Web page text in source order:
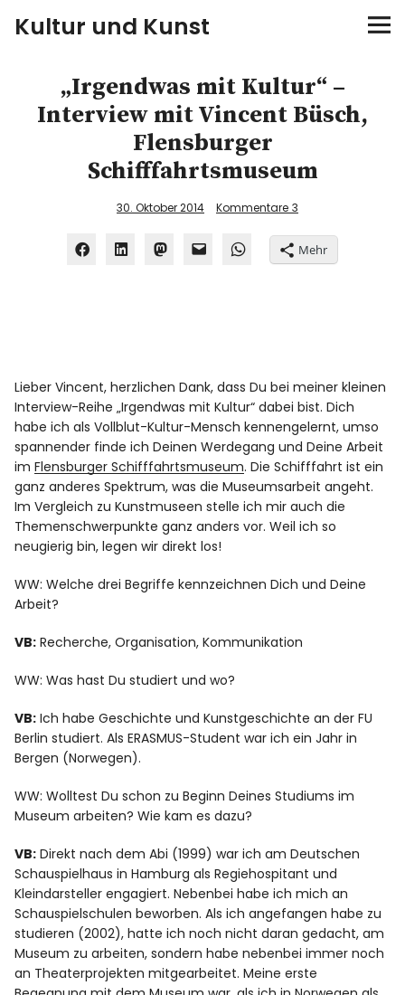
Kultur und Kunst
Ausstellungen
„Irgendwas mit Kultur“ –
Interview mit Vincent Büsch,
Flensburger
Schifffahrtsmuseum
30. Oktober 2014 Kommentare 3
Mehr
Lieber Vincent, herzlichen Dank, dass Du bei meiner kleinen
Interview-Reihe „Irgendwas mit Kultur“ dabei bist. Dich
habe ich als Vollblut-Kultur-Mensch kennengelernt, umso
spannender finde ich Deinen Werdegang und Deine Arbeit
imFlensburger Schifffahrtsmuseum. Die Schifffahrt ist ein
ganz anderes Spektrum, was die Museumsarbeit angeht.
Im Vergleich zu Kunstmuseen stelle ich mir auch die
Themenschwerpunkte ganz anders vor. Weil ich so
neugierig bin, legen wir direkt los!
WW: Welche drei Begriffe kennzeichnen Dich und Deine
Arbeit?
VB: Recherche, Organisation, Kommunikation
WW: Was hast Du studiert und wo?
VB: Ich habe Geschichte und Kunstgeschichte an derFU
Berlin studiert. Als ERASMUS-Student war ich ein Jahr in
Bergen (Norwegen).
WW: Wolltest Du schon zu Beginn Deines Studiums im
Museum arbeiten? Wie kam es dazu?
VB: Direkt nach dem Abi (1999) war ich amDeutschen
Schauspielhaus in Hamburg als Regiehospitant und
Kleindarsteller engagiert. Nebenbei habe ich mich an
Schauspielschulen beworben. Als ich angefangen habe zu
studieren (2002), hatte ich noch nicht daran gedacht, am
Museum zu arbeiten, sondern habe nebenbei immer noch
an Theaterprojekten mitgearbeitet. Meine erste